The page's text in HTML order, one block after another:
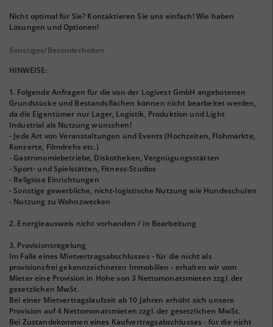
Nicht optimal für Sie? Kontaktieren Sie uns einfach! Wie haben
Lösungen und Optionen!
Sonstiges/Besonderheiten
HINWEISE:
1. Folgende Anfragen für die von der Logivest GmbH angebotenen
Grundstücke und Bestandsflächen können nicht bearbeitet werden,
da die Eigentümer nur Lager, Logistik, Produktion und Light
Industrial als Nutzung wünschen!
- Jede Art von Veranstaltungen und Events (Hochzeiten, Flohmärkte,
Konzerte, Filmdrehs etc.)
- Gastronomiebetriebe, Diskotheken, Vergnügungsstätten
- Sport- und Spielstätten, Fitness-Studios
- Religiöse Einrichtungen
- Sonstige gewerbliche, nicht-logistische Nutzung wie Hundeschulen
- Nutzung zu Wohnzwecken
2. Energieausweis nicht vorhanden / in Bearbeitung
3. Provisionsregelung
Im Falle eines Mietvertragsabschlusses - für die nicht als
provisionsfrei gekennzeichneten Immobilien - erhalten wir vom
Mieter eine Provision in Höhe von 3 Nettomonatsmieten zzgl. der
gesetzlichen MwSt.
Bei einer Mietvertragslaufzeit ab 10 Jahren erhöht sich unsere
Provision auf 4 Nettomonatsmieten zzgl. der gesetzlichen MwSt.
Bei Zustandekommen eines Kaufvertragsabschlusses - für die nicht